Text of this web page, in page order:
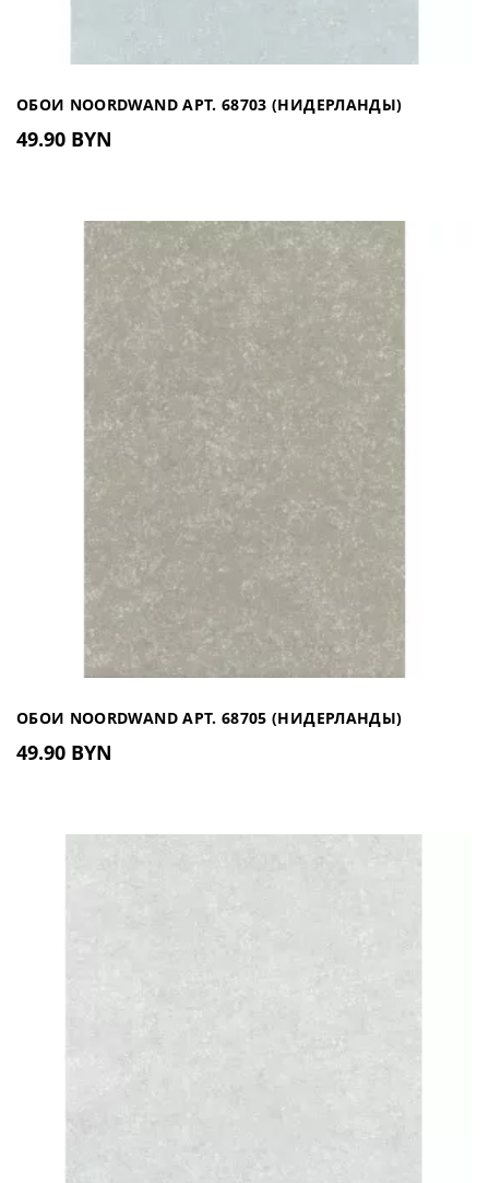
ОБОИ NOORDWAND АРТ. 68703 (НИДЕРЛАНДЫ)
49.90 BYN
ОБОИ NOORDWAND АРТ. 68705 (НИДЕРЛАНДЫ)
49.90 BYN